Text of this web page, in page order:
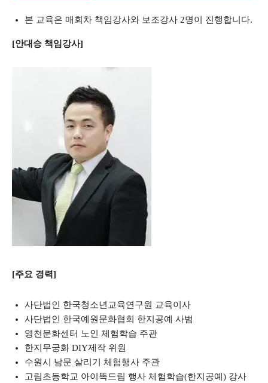
본 교육은 매회차 책임강사와 보조강사 2명이 진행합니다.
[안대승 책임강사]
[주요 경력]
사단법인 한국청소년교육연구원 교육이사
사단법인 한국예원문화협회 한지공예 사범
영천문화센터 노인 체험학습 주관
한지무궁화 DIY제작 위원
수원시 남문 살리기 체험행사 주관
고림초등학교 아이똑드림 행사 체험학습(한지공예) 강사